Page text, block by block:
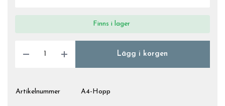
Finns i lager
Lägg i korgen
Artikelnummer A4-Hopp